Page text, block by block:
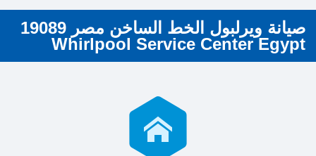
صيانة ويرلبول الخط الساخن مصر 19089
Whirlpool Service Center Egypt
